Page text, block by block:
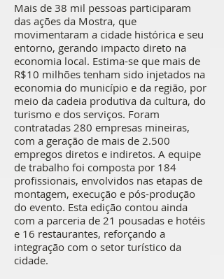
Mais de 38 mil pessoas participaram
das ações da Mostra, que
movimentaram a cidade histórica e seu
entorno, gerando impacto direto na
economia local. Estima-se que mais de
R$10 milhões tenham sido injetados na
economia do município e da região, por
meio da cadeia produtiva da cultura, do
turismo e dos serviços. Foram
contratadas 280 empresas mineiras,
com a geração de mais de 2.500
empregos diretos e indiretos. A equipe
de trabalho foi composta por 184
profissionais, envolvidos nas etapas de
montagem, execução e pós-produção
do evento. Esta edição contou ainda
com a parceria de 21 pousadas e hotéis
e 16 restaurantes, reforçando a
integração com o setor turístico da
cidade.